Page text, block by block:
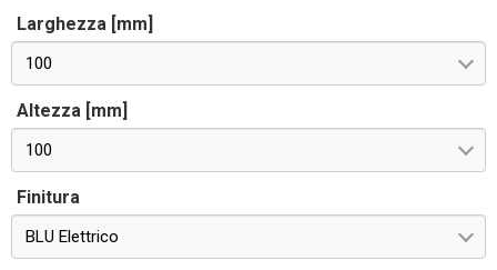
Larghezza [mm]
100
Altezza [mm]
100
Finitura
BLU Elettrico